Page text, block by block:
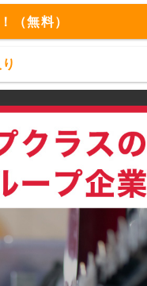
（無料）